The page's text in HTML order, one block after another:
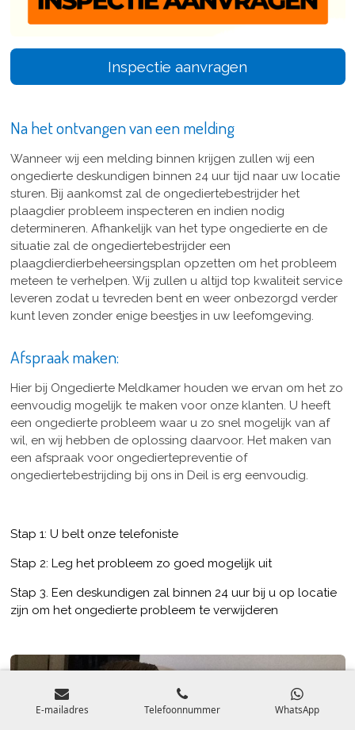
Inspectie aanvragen
Na het ontvangen van een melding
Wanneer wij een melding binnen krijgen zullen wij een
ongedierte deskundigen binnen 24 uur tijd naar uw locatie
sturen. Bij aankomst zal de ongediertebestrijder het
plaagdier probleem inspecteren en indien nodig
determineren. Afhankelijk van het type ongedierte en de
situatie zal de ongediertebestrijder een
plaagdierdierbeheersingsplan opzetten om het probleem
meteen te verhelpen. Wij zullen u altijd top kwaliteit service
leveren zodat u tevreden bent en weer onbezorgd verder
kunt leven zonder enige beestjes in uw leefomgeving.
Afspraak maken:
Hier bij Ongedierte Meldkamer houden we ervan om het zo
eenvoudig mogelijk te maken voor onze klanten. U heeft
een ongedierte probleem waar u zo snel mogelijk van af
wil, en wij hebben de oplossing daarvoor. Het maken van
een afspraak voor ongediertepreventie of
ongediertebestrijding bij ons in Deil is erg eenvoudig.
Stap 1: U belt onze telefoniste
Stap 2: Leg het probleem zo goed mogelijk uit
Stap 3. Een deskundigen zal binnen 24 uur bij u op locatie
zijn om het ongedierte probleem te verwijderen
E-mailadres Telefoonnummer WhatsApp